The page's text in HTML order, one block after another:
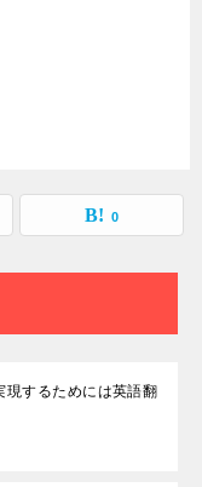
0
現するためには英語翻